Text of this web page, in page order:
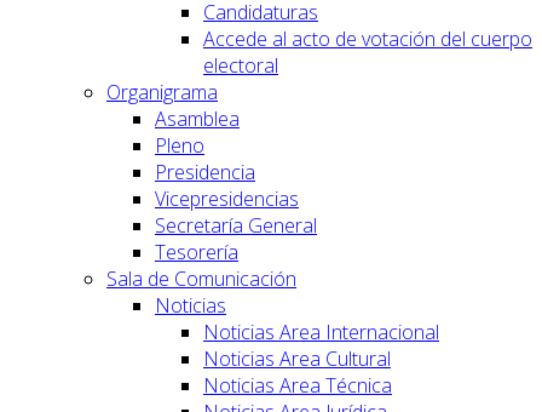
Candidaturas
Accede al acto de votación del cuerpo
electoral
Organigrama
Asamblea
Pleno
Presidencia
Vicepresidencias
Secretaría General
Tesorería
Sala de Comunicación
Noticias
Noticias Area Internacional
Noticias Area Cultural
Noticias Area Técnica